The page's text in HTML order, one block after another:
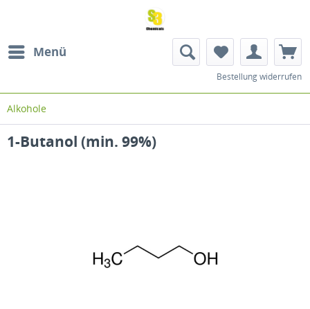
Menü
Bestellung widerrufen
Alkohole
1-Butanol (min. 99%)